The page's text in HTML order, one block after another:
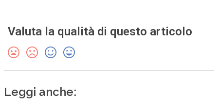
Valuta la qualità di questo articolo
Leggi anche: